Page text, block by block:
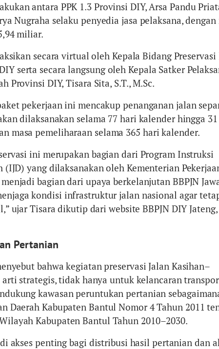
antara PPK 1.3 Provinsi DIY, Arsa Pandu
Nugraha selaku penyedia jasa pelaksana,
miliar.
secara virtual oleh Kepala Bidang Preservasi
serta secara langsung oleh Kepala Satker
Provinsi DIY, Tisara Sita, S.T., M.Sc.
pekerjaan ini mencakup penanganan jalan
dilaksanakan selama 77 hari kalender hingga 31
masa pemeliharaan selama 365 hari kalender.
ini merupakan bagian dari Program Instruksi
(IJD) yang dilaksanakan oleh Kementerian
bagian dari upaya berkelanjutan BBPJN
kondisi infrastruktur jalan nasional agar
ujar Tisara dikutip dari website BBPJN DIY
Pertanian
bahwa kegiatan preservasi Jalan Kasihan–
strategis, tidak hanya untuk kelancaran
kawasan peruntukan pertanian
Daerah Kabupaten Bantul Nomor 4 Tahun 2011
Kabupaten Bantul Tahun 2010–2030.
akses penting bagi distribusi hasil pertanian dan